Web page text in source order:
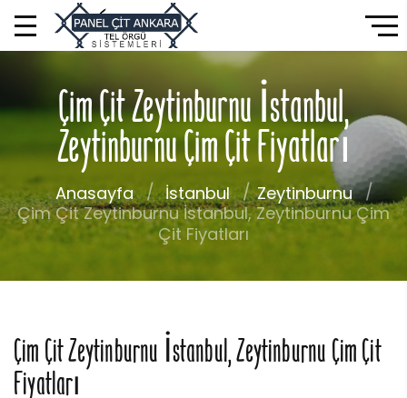
Çim Çit Zeytinburnu İstanbul,
Zeytinburnu Çim Çit Fiyatları
Anasayfa İstanbul
Zeytinburnu
Çim Çit Zeytinburnu İstanbul, Zeytinburnu Çim
Çit Fiyatları
Çim Çit Zeytinburnu İstanbul, Zeytinburnu Çim Çit
Fiyatları